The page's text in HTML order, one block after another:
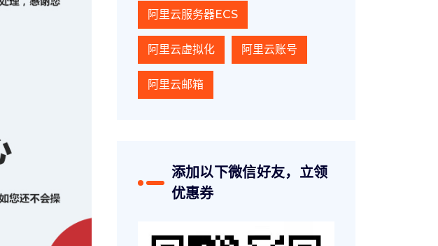
阿里云服务器ECS
阿里云虚拟化 阿里云账号
阿里云邮箱
添加以下微信好友，立领
优惠券